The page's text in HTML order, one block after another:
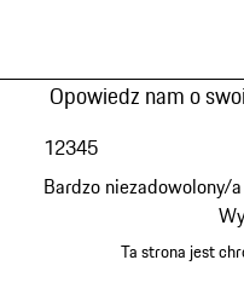
Opowiedz nam o
Bardzo niezadowolony/a
12345
Ta strona jest